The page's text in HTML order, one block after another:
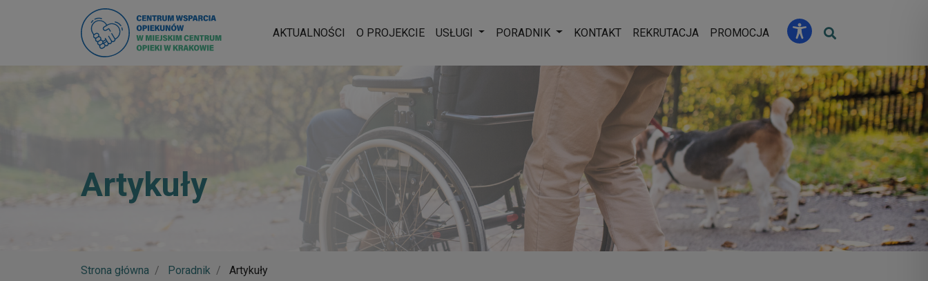
AKTUALNOŚCI O PROJEKCIE USŁUGI Rozwiń menu
PORADNIK Rozwiń menu
KONTAKT REKRUTACJA PROMOCJA
Artykuły
Strona główna Poradnik Artykuły